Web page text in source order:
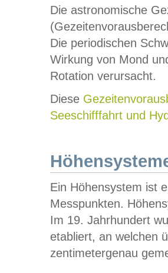
Die astronomische
Die periodischen
Wirkung von Mond
Rotation verursacht.
Diese
Seeschifffahrt und
Ein Höhensystem ist
Messpunkten.
Im 19. Jahrhundert
etabliert, an welchen
zentimetergenau